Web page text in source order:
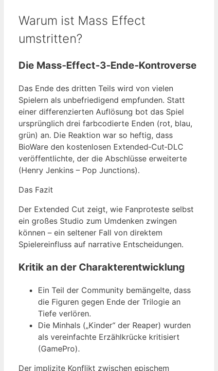
Warum ist Mass Effect
umstritten?
Die Mass‑Effect‑3‑Ende‑Kontroverse
Das Ende des dritten Teils wird von vielen
Spielern als unbefriedigend empfunden. Statt
einer differenzierten Auflösung bot das Spiel
ursprünglich drei farbcodierte Enden (rot, blau,
grün) an. Die Reaktion war so heftig, dass
BioWare den kostenlosen Extended‑Cut‑DLC
veröffentlichte, der die Abschlüsse erweiterte
(Henry Jenkins – Pop Junctions).
Das Fazit
Der Extended Cut zeigt, wie Fanproteste selbst
ein großes Studio zum Umdenken zwingen
können – ein seltener Fall von direktem
Spielereinfluss auf narrative Entscheidungen.
Kritik an der Charakterentwicklung
Ein Teil der Community bemängelte, dass
die Figuren gegen Ende der Trilogie an
Tiefe verlören.
Die Minhals („Kinder“ der Reaper) wurden
als vereinfachte Erzählkrücke kritisiert
(GamePro).
Der implizite Konflikt zwischen epischem